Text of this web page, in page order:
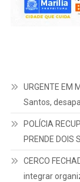
URGENTE EM
Santos,
POLÍCIA
PRENDE DOIS
CERCO
integrar